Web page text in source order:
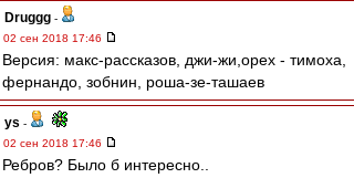
Druggg -
02 сен 2018 17:46
Версия: макс-рассказов, джи-жи,орех - тимоха,
фернандо, зобнин, роша-зе-ташаев
ys -
02 сен 2018 17:46
Ребров? Было б интересно..